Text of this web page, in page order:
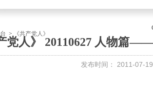
> 《共产党人》
党人》 20110627 人物篇
发布时间： 2011-07-